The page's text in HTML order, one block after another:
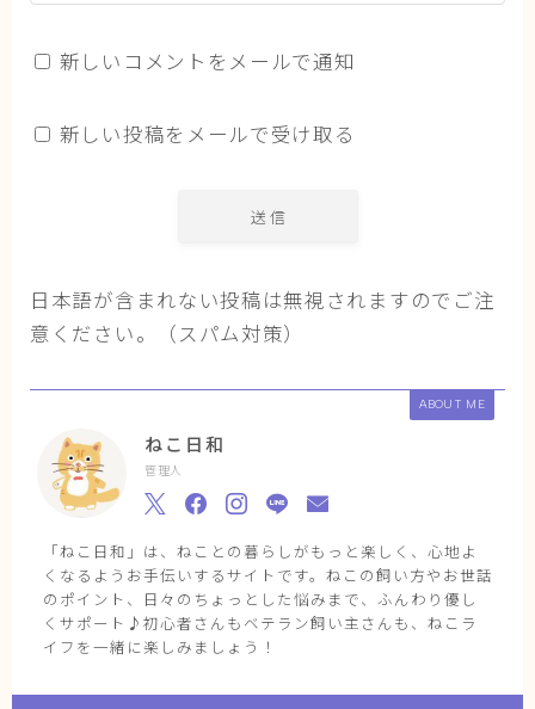
新しいコメントをメールで通知
新しい投稿をメールで受け取る
日本語が含まれない投稿は無視されますのでご注
意ください。（スパム対策）
ABOUT ME
ねこ日和
管理人
「ねこ日和」は、ねことの暮らしがもっと楽しく、心地よ
くなるようお手伝いするサイトです。ねこの飼い方やお世話
のポイント、日々のちょっとした悩みまで、ふんわり優し
くサポート♪初心者さんもベテラン飼い主さんも、ねこラ
イフを一緒に楽しみましょう！